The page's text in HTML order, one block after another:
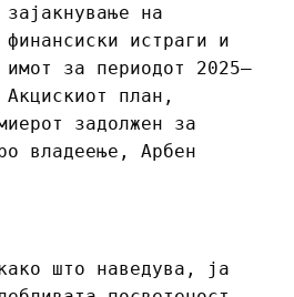
на
истраги и
имот за периодот 2025–
план,
задолжен за
владеење, Арбен
што наведува, ја